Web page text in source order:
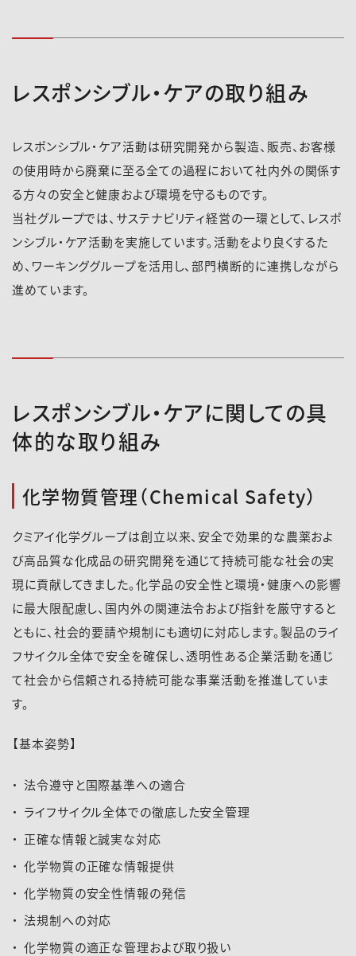
レスポンシブル・ケアの取り組み
レスポンシブル・ケア活動は研究開発から製造、販売、お客様
の使用時から廃棄に至る全ての過程において社内外の関係す
る方々の安全と健康および環境を守るものです。
当社グループでは、サステナビリティ経営の一環として、レスポ
ンシブル・ケア活動を実施しています。活動をより良くするた
め、ワーキンググループを活用し、部門横断的に連携しながら
進めています。
レスポンシブル・ケアに関しての具
体的な取り組み
化学物質管理（Chemical Safety）
クミアイ化学グループは創立以来、安全で効果的な農薬およ
び高品質な化成品の研究開発を通じて持続可能な社会の実
現に貢献してきました。化学品の安全性と環境・健康への影響
に最大限配慮し、国内外の関連法令および指針を厳守すると
ともに、社会的要請や規制にも適切に対応します。製品のライ
フサイクル全体で安全を確保し、透明性ある企業活動を通じ
て社会から信頼される持続可能な事業活動を推進していま
す。
【基本姿勢】
法令遵守と国際基準への適合
ライフサイクル全体での徹底した安全管理
正確な情報と誠実な対応
化学物質の正確な情報提供
化学物質の安全性情報の発信
法規制への対応
化学物質の適正な管理および取り扱い